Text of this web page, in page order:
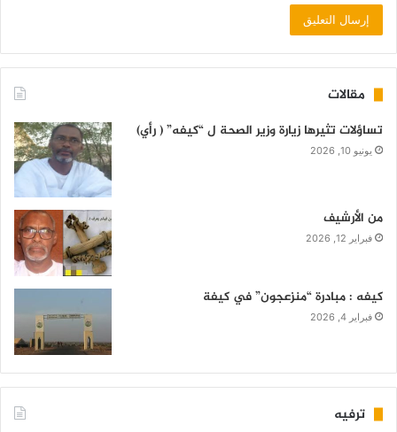
مقالات
تساؤلات تثيرها زيارة وزير الصحة ل “كيفه” ( رأي)
يونيو 10, 2026
من الأرشيف
فبراير 12, 2026
كيفه : مبادرة “منزعجون” في كيفة
فبراير 4, 2026
ترفيه